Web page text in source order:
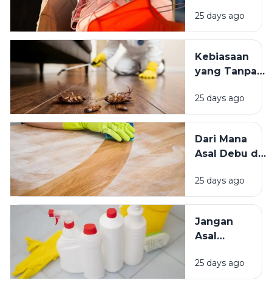
Kesejahteraan
Kita?
atau Di
Tempat
Mana yang
Lebih
25 days ago
Kebiasaan
yang Tanpa
Mengundang
Kecoak,
Hama
Lainnya Ke
25 days ago
Dari Mana
Asal Debu di
Kenali
Penyebab
Mengatasinya
25 days ago
Jangan
Asal
Bahan
Pembersih
25 days ago